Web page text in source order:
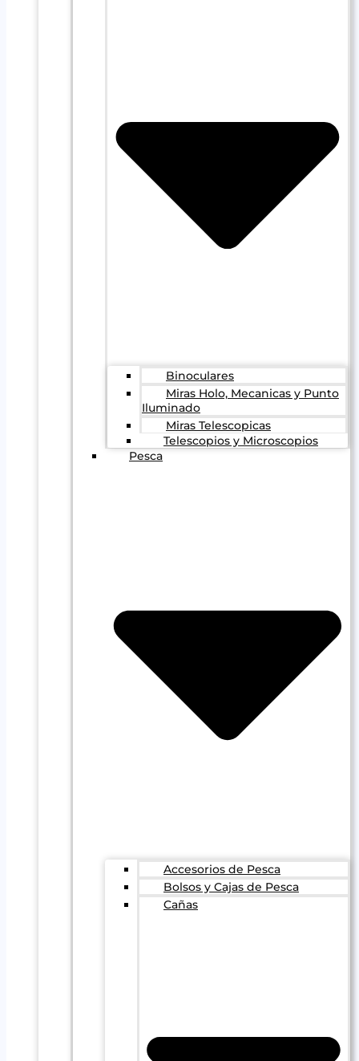
Binoculares
Miras Holo, Mecanicas y Punto
Iluminado
Miras Telescopicas
Telescopios y Microscopios
Pesca
Accesorios de Pesca
Bolsos y Cajas de Pesca
Cañas